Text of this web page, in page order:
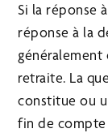
Si la réponse
réponse à la
retraite. La
constitue ou
fin de compte